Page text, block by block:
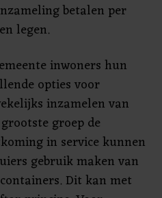
betalen per
legen.
inwoners hun
opties voor
inzamelen van
groep de
in service kunnen
gebruik maken van
Dit kan met